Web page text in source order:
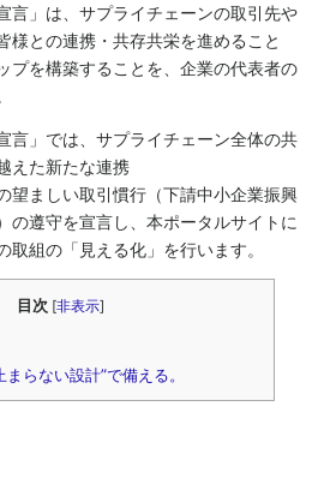
言」は、サプライチェーンの取引先や
様との連携・共存共栄を進めること
プを構築することを、企業の代表者の
言」では、サプライチェーン全体の共
えた新たな連携
望ましい取引慣行（下請中小企業振興
の遵守を宣言し、本ポータルサイトに
組の「見える化」を行います。
目次 [非表示]
らない設計”で備える。